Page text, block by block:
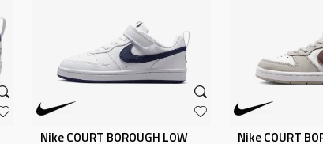
Nike COURT BOROUGH LOW
Nike COURT